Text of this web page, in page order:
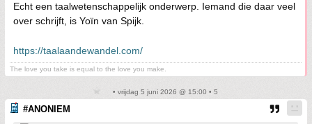
Echt een taalwetenschappelijk onderwerp. Iemand die daar veel
over schrijft, is Yoïn van Spijk.
https://taalaandewandel.com/
The love you take is equal to the love you make.
• vrijdag 5 juni 2026 @ 15:00 • 5
#ANONIEM